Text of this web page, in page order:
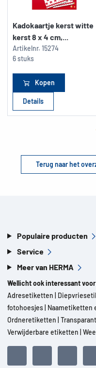
Kadokaartje kerst witte
kerst 8 x 4 cm,...
Artikelnr. 15274
6 stuks
Kopen
Details
Terug naar het
Populaire producten
Service
Meer van HERMA
Wellicht ook interessant voor
Adresetiketten
fotohoesjes Naametiketten
Ordneretiketten
Verwijderbare etiketten